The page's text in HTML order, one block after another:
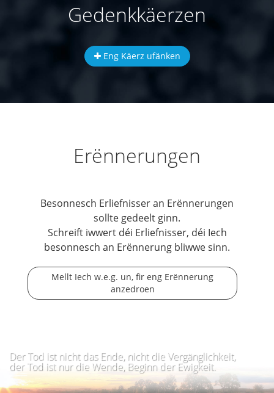
Gedenkkäerzen
Eng Käerz ufänken
Erënnerungen
Besonnesch Erliefnisser an Erënnerungen
sollte gedeelt ginn.
Schreift iwwert déi Erliefnisser, déi Iech
besonnesch an Erënnerung bliwwe sinn.
Mellt Iech w.e.g. un, fir eng Erënnerung
anzedroen
Der Tod ist nicht das Ende, nicht die Vergänglichkeit,
der Tod ist nur die Wende, Beginn der Ewigkeit.